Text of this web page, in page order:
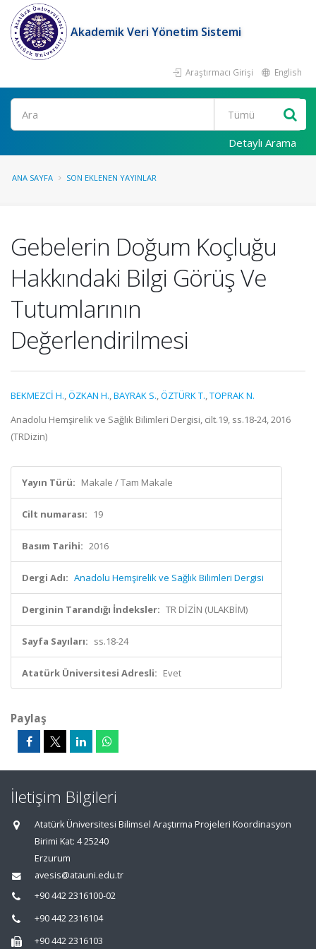
Akademik Veri Yönetim Sistemi
Araştırmacı Girişi English
Ara
Detaylı Arama
ANA SAYFA SON EKLENEN YAYINLAR
Gebelerin Doğum Koçluğu
Hakkındaki Bilgi Görüş Ve
Tutumlarının
Değerlendirilmesi
BEKMEZCİ H.,ÖZKAN H.,BAYRAK S.,ÖZTÜRK T.,TOPRAK N.
Anadolu Hemşirelik ve Sağlık Bilimleri Dergisi, cilt.19, ss.18-24, 2016
(TRDizin)
Yayın Türü: Makale / Tam Makale
Cilt numarası: 19
Basım Tarihi: 2016
Dergi Adı: Anadolu Hemşirelik ve Sağlık Bilimleri Dergisi
Derginin Tarandığı İndeksler: TR DİZİN (ULAKBİM)
Sayfa Sayıları: ss.18-24
Atatürk Üniversitesi Adresli: Evet
Paylaş
İletişim Bilgileri
Atatürk Üniversitesi Bilimsel Araştırma Projeleri Koordinasyon
Birimi Kat: 4 25240
Erzurum
avesis@atauni.edu.tr
+90 442 2316100-02
+90 442 2316104
+90 442 2316103